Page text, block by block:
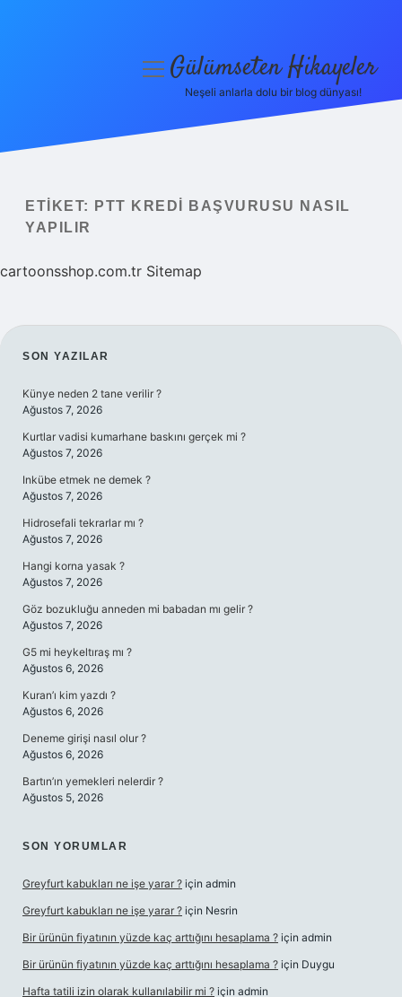
Yasal Uyarı
menüyüGülümseten Hikayeler
Neşeli anlarla dolu bir blog dünyası!
ETIKET:
PTT KREDI BAŞVURUSU NASIL
YAPILIR
cartoonsshop.com.tr Sitemap
SIDEBAR
SON YAZILAR
Künye neden 2 tane verilir ?
Ağustos 7, 2026
Kurtlar vadisi kumarhane baskını gerçek mi ?
Ağustos 7, 2026
Inkübe etmek ne demek ?
Ağustos 7, 2026
Hidrosefali tekrarlar mı ?
Ağustos 7, 2026
Hangi korna yasak ?
Ağustos 7, 2026
Göz bozukluğu anneden mi babadan mı gelir ?
Ağustos 7, 2026
G5 mi heykeltıraş mı ?
Ağustos 6, 2026
Kuran’ı kim yazdı ?
Ağustos 6, 2026
Deneme girişi nasıl olur ?
Ağustos 6, 2026
Bartın’ın yemekleri nelerdir ?
Ağustos 5, 2026
SON YORUMLAR
Greyfurt kabukları ne işe yarar ? için admin
Greyfurt kabukları ne işe yarar ? için Nesrin
Bir ürünün fiyatının yüzde kaç arttığını hesaplama ? için admin
Bir ürünün fiyatının yüzde kaç arttığını hesaplama ? için Duygu
Hafta tatili izin olarak kullanılabilir mi ? için admin